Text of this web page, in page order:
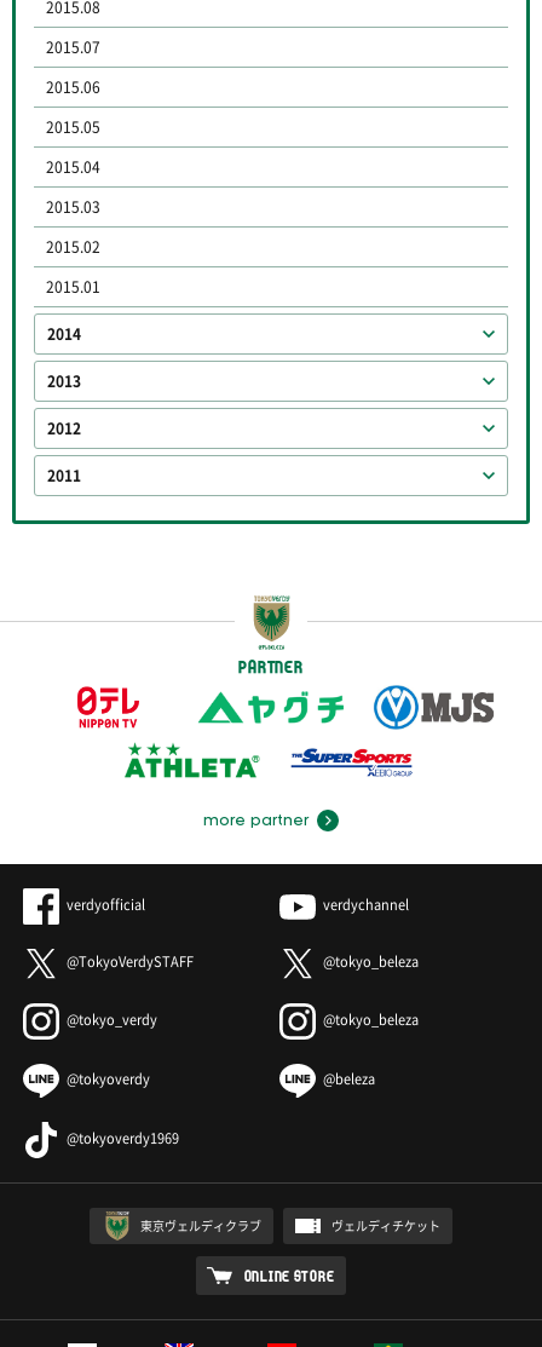
2015.08
2015.07
2015.06
2015.05
2015.04
2015.03
2015.02
2015.01
2014
2013
2012
2011
PARTNER
more partner
verdyofficial verdychannel
@TokyoVerdySTAFF @tokyo_beleza
@tokyo_verdy @tokyo_beleza
@tokyoverdy @beleza
@tokyoverdy1969
東京ヴェルディクラブ ヴェルディチケット
ONLINE STORE